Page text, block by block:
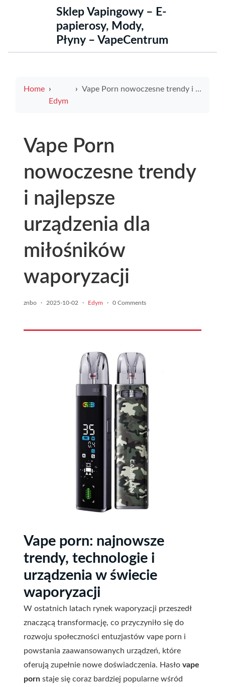
Sklep Vapingowy – E-
papierosy, Mody,
Płyny – VapeCentrum
Home
Edym
Vape Porn nowoczesne trendy i najlepsze urządzenia dla miłośników waporyzacji
Vape Porn
nowoczesne trendy
i najlepsze
urządzenia dla
miłośników
waporyzacji
znbo · 2025-10-02 · Edym · 0 Comments
Vape porn: najnowsze
trendy, technologie i
urządzenia w świecie
waporyzacji
W ostatnich latach rynek waporyzacji przeszedł
znaczącą transformację, co przyczyniło się do
rozwoju społeczności entuzjastów vape porn i
powstania zaawansowanych urządzeń, które
oferują zupełnie nowe doświadczenia. Hasło vape
porn staje się coraz bardziej popularne wśród